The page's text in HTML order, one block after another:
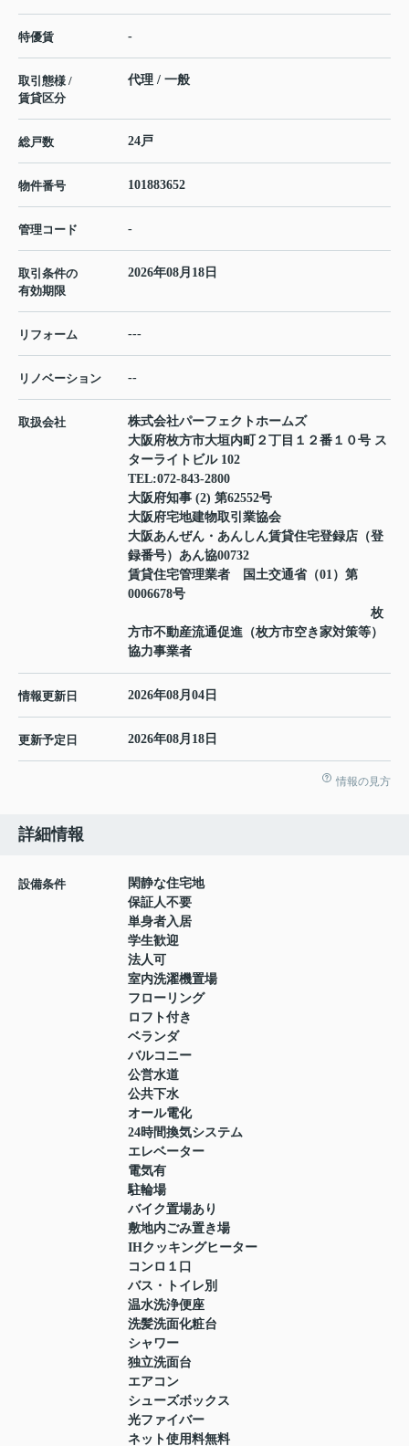
特優賃 -
取引態様 /
賃貸区分
代理 / 一般
総戸数 24戸
物件番号 101883652
管理コード -
取引条件の
有効期限
2026年08月18日
リフォーム ---
リノベーション --
取扱会社
株式会社パーフェクトホームズ
大阪府枚方市大垣内町２丁目１２番１０号 ス
ターライトビル 102
TEL:072-843-2800
大阪府知事 (2) 第62552号
大阪府宅地建物取引業協会
大阪あんぜん・あんしん賃貸住宅登録店（登
録番号）あん協00732
賃貸住宅管理業者 国土交通省（01）第
0006678号
枚
方市不動産流通促進（枚方市空き家対策等）
協力事業者
情報更新日 2026年08月04日
更新予定日 2026年08月18日
情報の見方
詳細情報
設備条件
閑静な住宅地
保証人不要
単身者入居
学生歓迎
法人可
室内洗濯機置場
フローリング
ロフト付き
ベランダ
バルコニー
公営水道
公共下水
オール電化
24時間換気システム
エレベーター
電気有
駐輪場
バイク置場あり
敷地内ごみ置き場
IHクッキングヒーター
コンロ１口
バス・トイレ別
温水洗浄便座
洗髪洗面化粧台
シャワー
独立洗面台
エアコン
シューズボックス
光ファイバー
ネット使用料無料